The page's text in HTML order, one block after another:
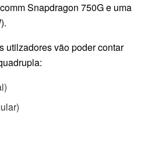
Snapdragon 750G e uma
utilzadores vão poder contar